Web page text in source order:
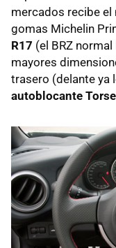
mercados recibe el
gomas Michelin
R17 (el BRZ normal
mayores
trasero (delante ya
autoblocante